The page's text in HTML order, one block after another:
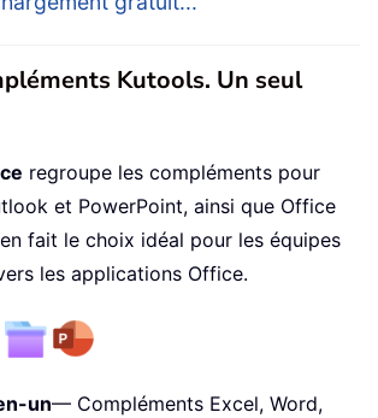
Kutools. Un seul
regroupe les compléments pour
et PowerPoint, ainsi que Office
fait le choix idéal pour les équipes
les applications Office.
un— Compléments Excel, Word,